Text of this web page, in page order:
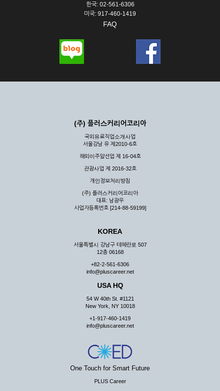
③ 기타 회사는 서비스를 제공할 수 없는 합당한 사유가 발생한
④ 회사는 제 2항 및 제 3항의 사유로 서비스의 제공이 일시적
여 배상하지 않습니다.
제3장 권리 및 의무
공할 수 있도록 최선의 노력을 다하여야 합니다.
게 누설, 배포하여서는 안됩니다. 다만, 관계법령에 의하여 국가
기관 등의 합법적인 요구가 있는 경우에는 해당 되지 않습니다.
③ 회사는 이용자로부터 제기되는 의견이나 불만이 정당하다고
인정할 경우에는 즉시 처리하여야 하며, 즉시 처리가 곤란한 경
우 그 처리를 위해 노력해야 합니다.
제7조 (회원의 의무)
① 회원은 ID와 비밀 번호에 관한 모든 관리의 책임이 있으며
② 회원은 이용신청서의 기재내용 중 변경된 내용이 있는 경우
서비스를 통하여 그 내용을 회사에 통지하여야 합니다.
③ 다른 회원의 ID와 비밀번호를 부당하게 사용하는 행위를
④ 회원은 회사의 서비스에서 타 사이트의 홍보행위를 하지 않
아야 하며 공공질서나 미풍약속에 위배되는 내용 혹은 저작권을
리 행위도 할 수 없습니다.
사가 통지하는 사항을 준수하여야 하며, 기타 회사의 업무에 방
해되는 행위를 하여서는 아니 됩니다.
제8조 (회원의 관리)
① 회원은 언제든 이 약관에 대한 동의를 철회할 수 있습니다.
한국: 02-561-6306
미국: 917-460-1419
FAQ
(주) 플러스커리어코리아
국외유료직업소개사업
서울강남 유 제2010-6호
해외이주알선업 제 16-04호
관광사업 제 2016-32호
개인정보처리방침
(주) 플러스커리어코리아
대표: 남광우
사업자등록번호 [214-88-59199]
KOREA
서울특별시 강남구 테헤란로 507
12층 06168
+82-2-561-6306
info@pluscareer.net
USA HQ
54 W 40th St. #1121
New York, NY 10018
+1-917-460-1419
info@pluscareer.net
One Touch for Smart Future
PLUS Career